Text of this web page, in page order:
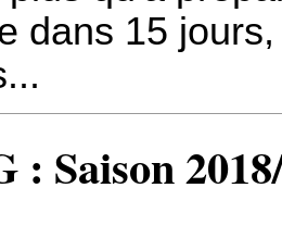
dans 15
: Saison